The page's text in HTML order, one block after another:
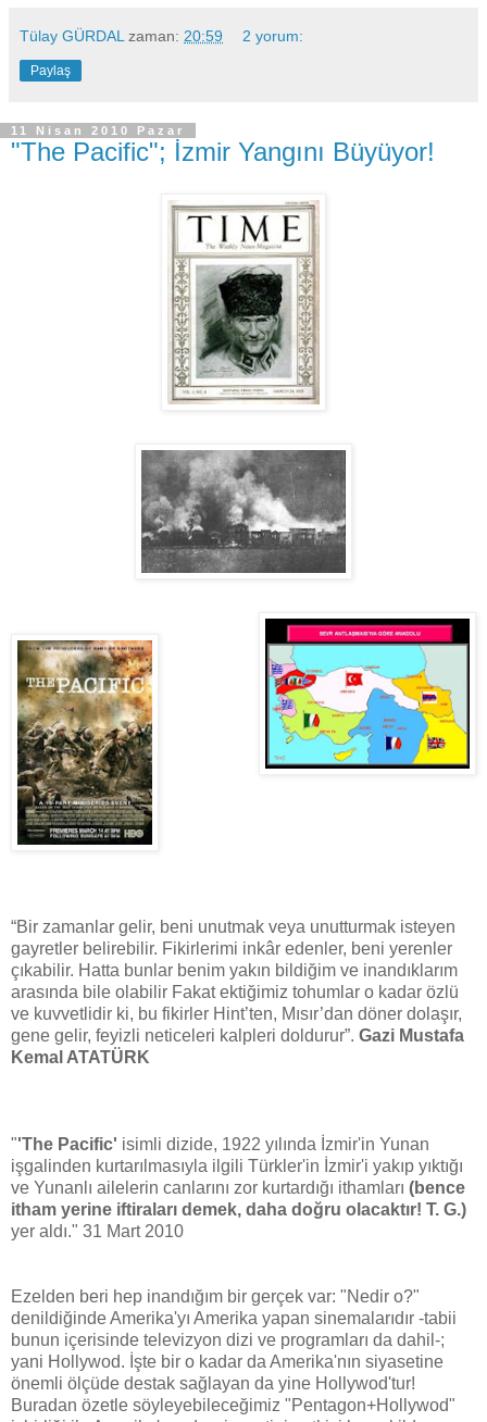
Tülay GÜRDAL zaman: 20:59 2 yorum:
Paylaş
11 Nisan 2010 Pazar
"The Pacific"; İzmir Yangını Büyüyor!
“Bir zamanlar gelir, beni unutmak veya unutturmak isteyen
gayretler belirebilir. Fikirlerimi inkâr edenler, beni yerenler
çıkabilir. Hatta bunlar benim yakın bildiğim ve inandıklarım
arasında bile olabilir Fakat ektiğimiz tohumlar o kadar özlü
ve kuvvetlidir ki, bu fikirler Hint’ten, Mısır’dan döner dolaşır,
gene gelir, feyizli neticeleri kalpleri doldurur”. Gazi Mustafa
Kemal ATATÜRK
"'The Pacific' isimli dizide, 1922 yılında İzmir'in Yunan
işgalinden kurtarılmasıyla ilgili Türkler'in İzmir'i yakıp yıktığı
ve Yunanlı ailelerin canlarını zor kurtardığı ithamları (bence
itham yerine iftiraları demek, daha doğru olacaktır! T. G.)
yer aldı." 31 Mart 2010
Ezelden beri hep inandığım bir gerçek var: "Nedir o?"
denildiğinde Amerika'yı Amerika yapan sinemalarıdır -tabii
bunun içerisinde televizyon dizi ve programları da dahil-;
yani Hollywod. İşte bir o kadar da Amerika'nın siyasetine
önemli ölçüde destak sağlayan da yine Hollywod'tur!
Buradan özetle söyleyebileceğimiz "Pentagon+Hollywod"